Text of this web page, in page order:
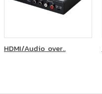
HDMI/Audio over..